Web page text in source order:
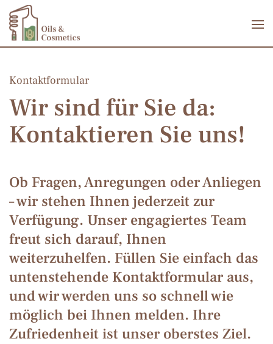
Zum Hauptinhalt springen
Kontaktformular
Wir sind für Sie da:
Kontaktieren Sie uns!
Ob Fragen, Anregungen oder Anliegen
– wir stehen Ihnen jederzeit zur
Verfügung. Unser engagiertes Team
freut sich darauf, Ihnen
weiterzuhelfen. Füllen Sie einfach das
untenstehende Kontaktformular aus,
und wir werden uns so schnell wie
möglich bei Ihnen melden. Ihre
Zufriedenheit ist unser oberstes Ziel.